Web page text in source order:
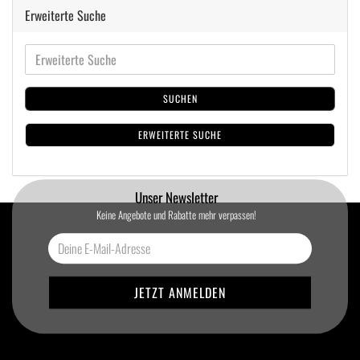
Erweiterte Suche
SUCHEN
ERWEITERTE SUCHE
Unser Newsletter
Keine Angebote und Rabatte mehr verpassen!